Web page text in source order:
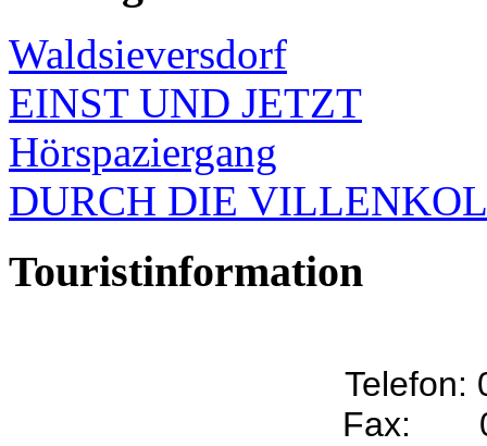
Waldsieversdorf
EINST UND JETZT
Hörspaziergang
DURCH DIE
Touristinformation
Telefon:
Fax: